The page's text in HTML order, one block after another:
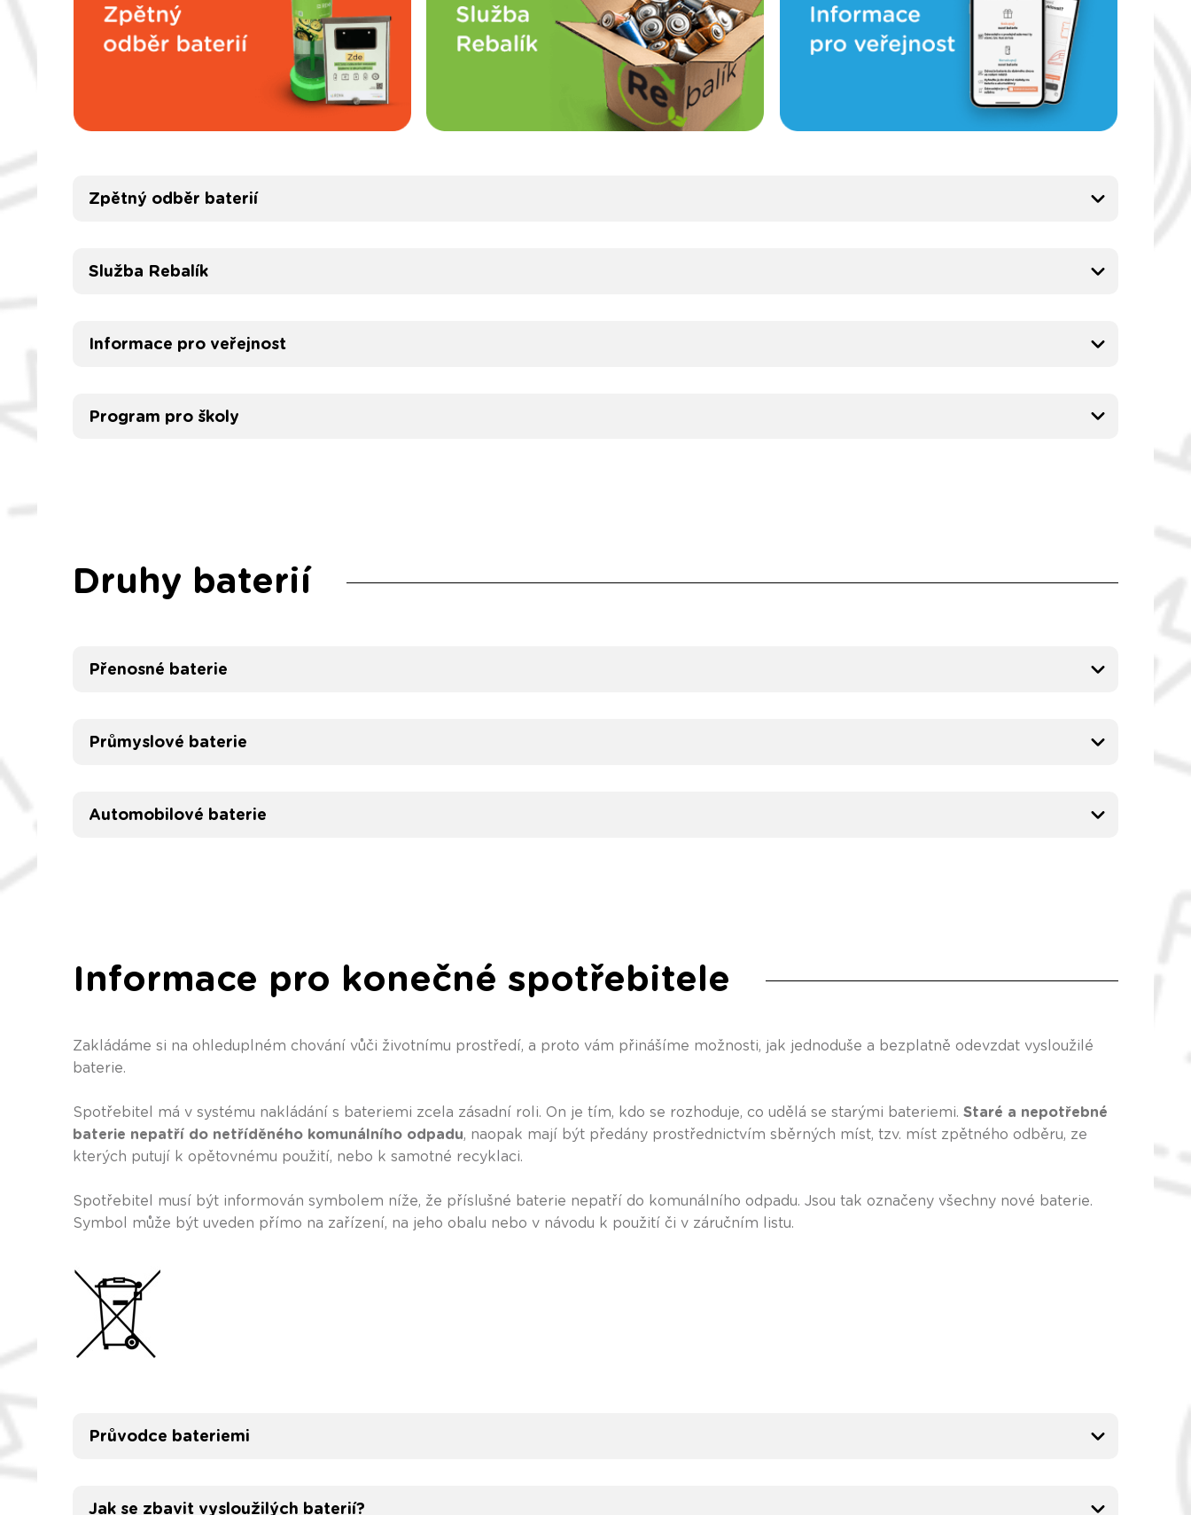
Zpětný odběr baterií
Služba Rebalík
Informace pro veřejnost
Program pro školy
Druhy baterií
Přenosné baterie
Průmyslové baterie
Automobilové baterie
Informace pro konečné spotřebitele
Zakládáme si na ohleduplném chování vůči životnímu prostředí, a proto vám přinášíme možnosti, jak jednoduše a bezplatně odevzdat vysloužilé
baterie.
Spotřebitel má v systému nakládání s bateriemi zcela zásadní roli. On je tím, kdo se rozhoduje, co udělá se starými bateriemi. Staré a nepotřebné
baterie nepatří do netříděného komunálního odpadu, naopak mají být předány prostřednictvím sběrných míst, tzv. míst zpětného odběru, ze
kterých putují k opětovnému použití, nebo k samotné recyklaci.
Spotřebitel musí být informován symbolem níže, že příslušné baterie nepatří do komunálního odpadu. Jsou tak označeny všechny nové baterie.
Symbol může být uveden přímo na zařízení, na jeho obalu nebo v návodu k použití či v záručním listu.
Průvodce bateriemi
Jak se zbavit vysloužilých baterií?